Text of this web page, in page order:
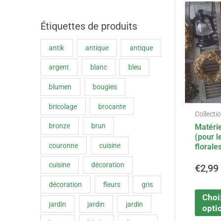
Étiquettes de produits
antik antique antique
argent blanc bleu
blumen bougies
bricolage brocante
bronze brun
couronne cuisine
cuisine décoration
décoration fleurs gris
jardin jardin jardin
(pour
€2,99